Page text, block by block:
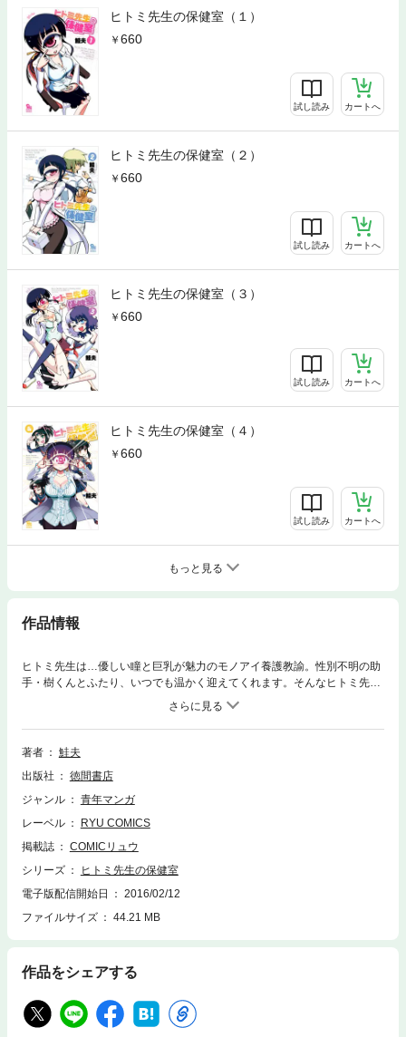
ヒトミ先生の保健室（１）
660
試し読み カートへ
ヒトミ先生の保健室（２）
660
試し読み カートへ
ヒトミ先生の保健室（３）
660
試し読み カートへ
ヒトミ先生の保健室（４）
660
試し読み カートへ
もっと見る
作品情報
ヒトミ先生は…優しい瞳と巨乳が魅力のモノアイ養護教諭。性別不明の助
手・樹くんとふたり、いつでも温かく迎えてくれます。そんなヒトミ先生
の保健室にやってくるのは…心と身体に悩みを抱えた生徒たち。長舌系女
子にゾンビ系女子、巨躯系女子＆短躯系女子に透明系女子…。ヒトミ先生
の大きな瞳が、彼女たちの「人と違う」苦しみを救います!! COMICリュ
ウがお届けする禁断の新ジャンル、早くも話題沸騰中！
著者
鮭夫
出版社
徳間書店
ジャンル
青年マンガ
レーベル
RYU COMICS
掲載誌
COMICリュウ
シリーズ
ヒトミ先生の保健室
電子版配信開始日
2016/02/12
ファイルサイズ
44.21 MB
作品をシェアする